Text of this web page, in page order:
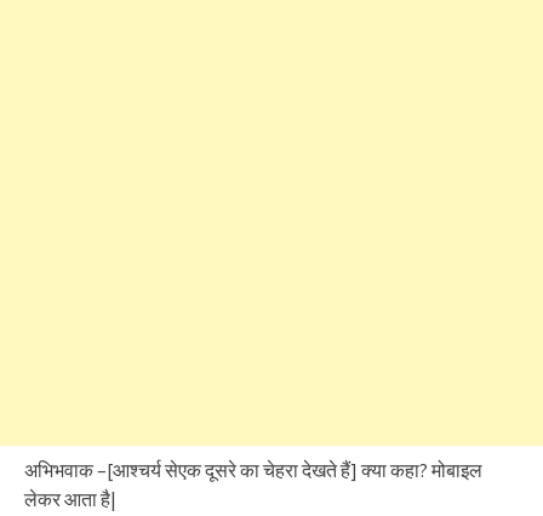
अभिभवाक –[आश्चर्य सेएक दूसरे का चेहरा देखते हैं] क्या कहा? मोबाइल
लेकर आता है|